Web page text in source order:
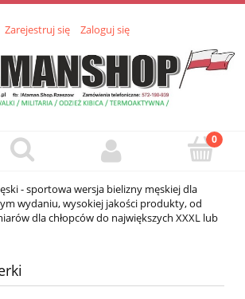
Zarejestruj się Zaloguj się
- sportowa wersja bielizny męskiej dla
wydaniu, wysokiej jakości produkty, od
dla chłopców do największych XXXL lub